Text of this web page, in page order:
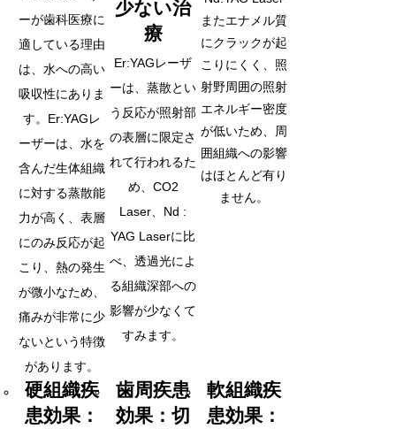
ーが歯科医療に
適している理由
は、水への高い
吸収性にありま
す。Er:YAGレ
ーザーは、水を
含んだ生体組織
に対する蒸散能
力が高く、表層
にのみ反応が起
こり、熱の発生
が微小なため、
痛みが非常に少
ないという特徴
があります。
少ない治
療
Er:YAGレーザ
ーは、蒸散とい
う反応が照射部
の表層に限定さ
れて行われるた
め、CO2
Laser、Nd :
YAG Laserに比
べ、透過光によ
る組織深部への
影響が少なくて
すみます。
またエナメル質
にクラックが起
こりにくく、照
射野周囲の照射
エネルギー密度
が低いため、周
囲組織への影響
はほとんど有り
ません。
硬組織疾
患効果：
歯周疾患
効果：切
軟組織疾
患効果：